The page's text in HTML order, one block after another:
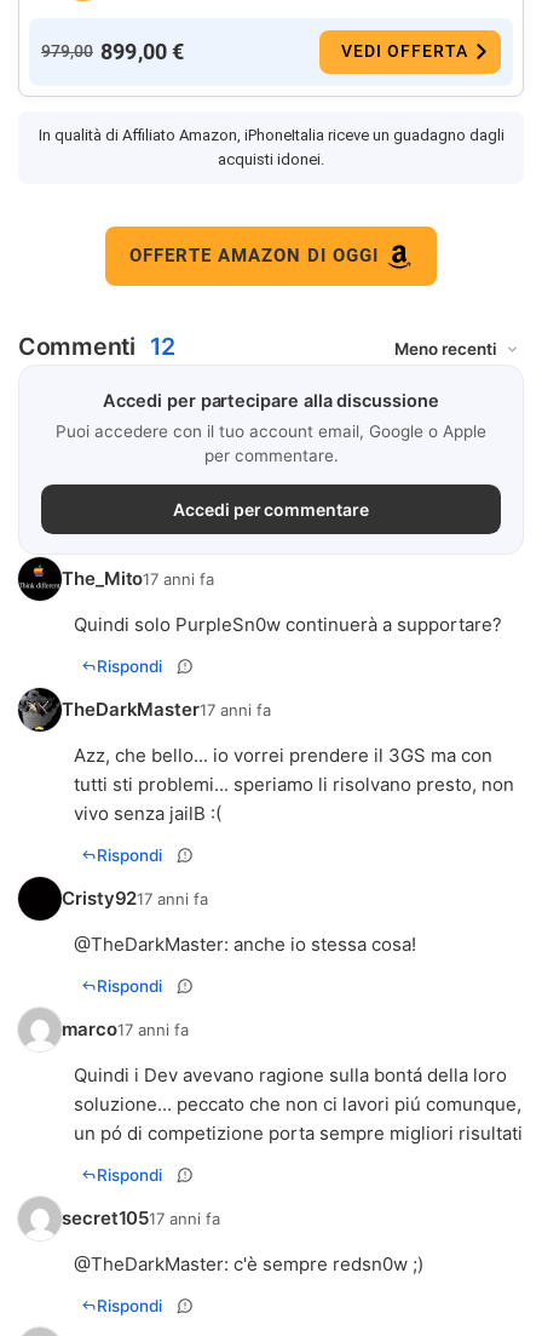
979,00 899,00 € VEDI OFFERTA
In qualità di Affiliato Amazon, iPhoneItalia riceve un guadagno dagli
acquisti idonei.
OFFERTE AMAZON DI OGGI
Commenti 12
Accedi per partecipare alla discussione
Puoi accedere con il tuo account email, Google o Apple
per commentare.
Accedi per commentare
The_Mito17 anni fa
Quindi solo PurpleSn0w continuerà a supportare?
Rispondi
TheDarkMaster17 anni fa
Azz, che bello... io vorrei prendere il 3GS ma con
tutti sti problemi... speriamo li risolvano presto, non
vivo senza jailB :(
Rispondi
Cristy9217 anni fa
@TheDarkMaster: anche io stessa cosa!
Rispondi
marco17 anni fa
Quindi i Dev avevano ragione sulla bontá della loro
soluzione... peccato che non ci lavori piú comunque,
un pó di competizione porta sempre migliori risultati
Rispondi
secret10517 anni fa
@TheDarkMaster: c'è sempre redsn0w ;)
Rispondi